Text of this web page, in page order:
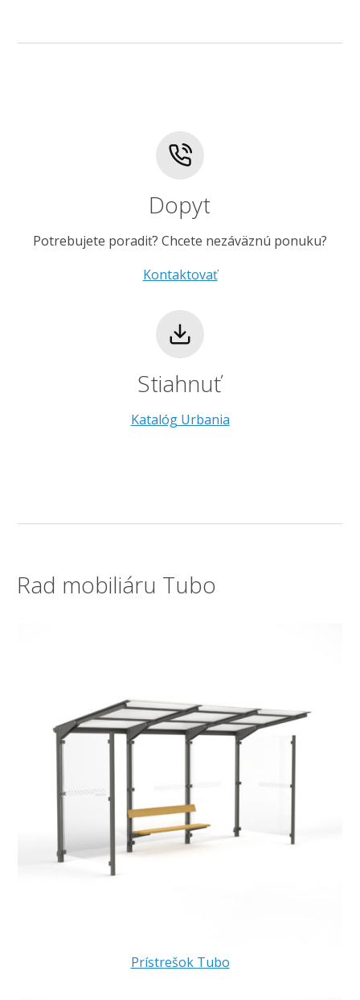
Dopyt
Potrebujete poradiť? Chcete nezáväznú ponuku?
Kontaktovať
Stiahnuť
Katalóg Urbania
Rad mobiliáru Tubo
Prístrešok Tubo